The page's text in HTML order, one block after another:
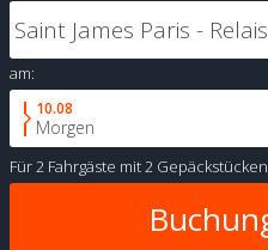
am:
10.08
Morgen
Für2 Fahrgäste mit2 Gepäckstücken